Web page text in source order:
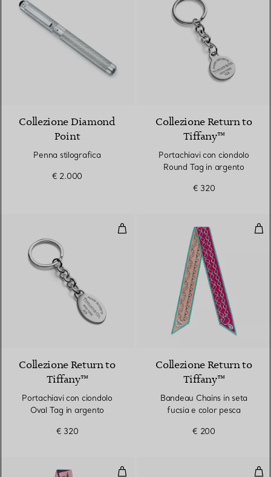
Collezione Diamond
Point
Penna stilografica
€ 2.000
Collezione Return to
Tiffany™
Portachiavi con ciondolo
Round Tag in argento
€ 320
Portachiavi con ciondolo Oval
Collezione Return to
Tiffany™
Portachiavi con ciondolo
Oval Tag in argento
€ 320
Collezione Return to
Tiffany™
Bandeau Chains in seta
fucsia e color pesca
€ 200
Bandeau Bird on a Rock in seta